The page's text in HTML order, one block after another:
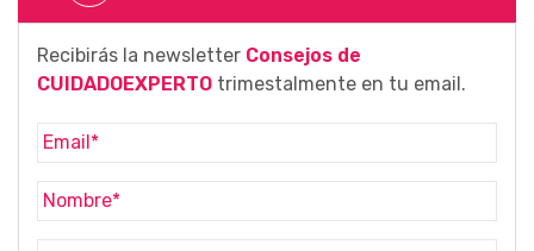
Recibirás la newsletter Consejos de
CUIDADOEXPERTO trimestalmente en tu email.